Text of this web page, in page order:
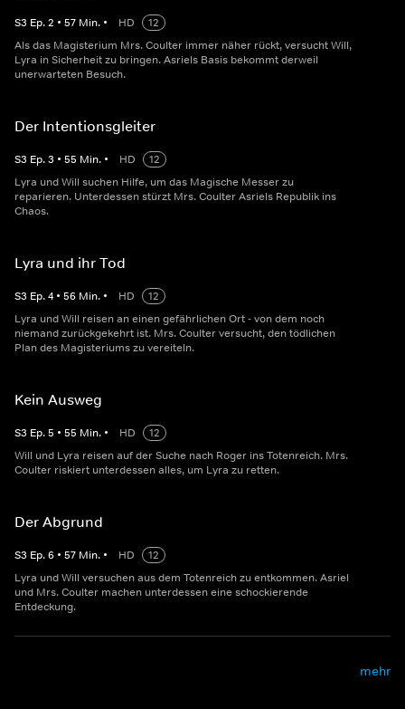
S3 Ep.2 • 57 Min. • HD
12
Als das Magisterium Mrs. Coulter immer näher rückt, versucht Will,
Lyra in Sicherheit zu bringen. Asriels Basis bekommt derweil
unerwarteten Besuch.
Der Intentionsgleiter
S3 Ep.3 • 55 Min. • HD
12
Lyra und Will suchen Hilfe, um das Magische Messer zu
reparieren. Unterdessen stürzt Mrs. Coulter Asriels Republik ins
Chaos.
Lyra und ihr Tod
S3 Ep.4 • 56 Min. • HD
12
Lyra und Will reisen an einen gefährlichen Ort - von dem noch
niemand zurückgekehrt ist. Mrs. Coulter versucht, den tödlichen
Plan des Magisteriums zu vereiteln.
Kein Ausweg
S3 Ep.5 • 55 Min. • HD
12
Will und Lyra reisen auf der Suche nach Roger ins Totenreich. Mrs.
Coulter riskiert unterdessen alles, um Lyra zu retten.
Der Abgrund
S3 Ep.6 • 57 Min. • HD
12
Lyra und Will versuchen aus dem Totenreich zu entkommen. Asriel
und Mrs. Coulter machen unterdessen eine schockierende
Entdeckung.
mehr